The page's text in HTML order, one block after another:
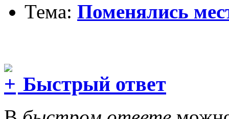
Тема: Поменялись
Быстрый ответ